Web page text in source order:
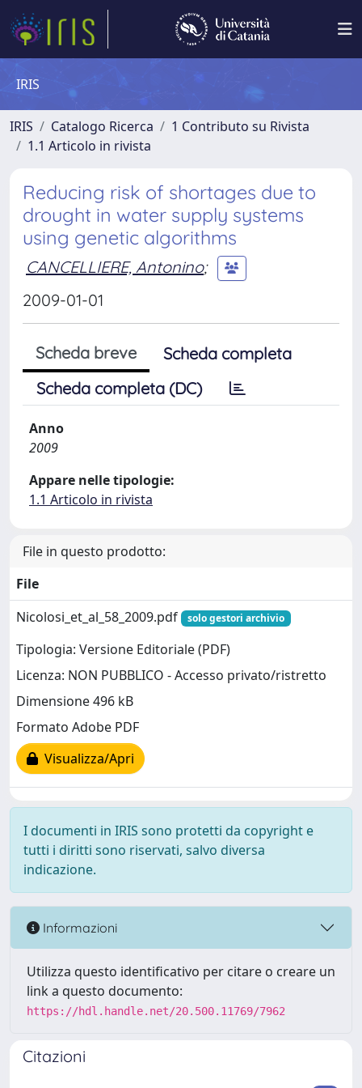
IRIS
IRIS Catalogo Ricerca
1 Contributo su Rivista
1.1 Articolo in rivista
Reducing risk of shortages due to
drought in water supply systems
using genetic algorithms
CANCELLIERE, Antonino;
2009-01-01
Scheda breve
Scheda completa
Scheda completa (DC)
Anno
2009
Appare nelle tipologie:
1.1 Articolo in rivista
File in questo prodotto:
File
Nicolosi_et_al_58_2009.pdf
solo gestori archivio
Tipologia: Versione Editoriale (PDF)
Licenza: NON PUBBLICO - Accesso privato/ristretto
Dimensione 496 kB
Formato Adobe PDF
Visualizza/Apri
I documenti in IRIS sono protetti da copyright e
tutti i diritti sono riservati, salvo diversa
indicazione.
Informazioni
Utilizza questo identificativo per citare o creare un
link a questo documento:
https://hdl.handle.net/20.500.11769/7962
Citazioni